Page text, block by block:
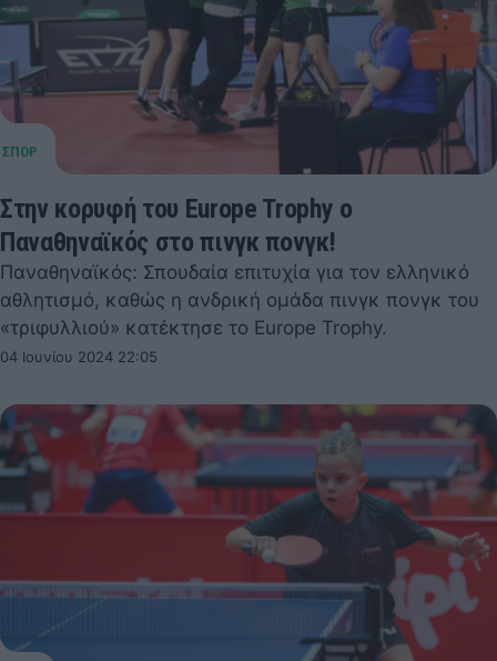
Στην κορυφή του Europe Trophy ο
Παναθηναϊκός στο πινγκ πονγκ!
Παναθηναϊκός: Σπουδαία επιτυχία για τον ελληνικό
αθλητισμό, καθώς η ανδρική ομάδα πινγκ πονγκ του
«τριφυλλιού» κατέκτησε το Europe Trophy.
04 Ιουνίου 2024 22:05